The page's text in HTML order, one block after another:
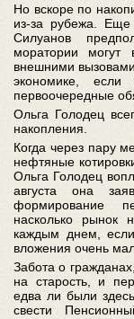
Но вскоре по
из-за рубежа.
Силуанов
моратории могут
внешними
экономике,
первоочередные
Ольга Голодец
накопления.
Когда через пару
нефтяные
Ольга Голодец
августа она
формирование
насколько рынок
каждым днем,
вложения очень
Забота о
на старость, и
едва ли были
свести